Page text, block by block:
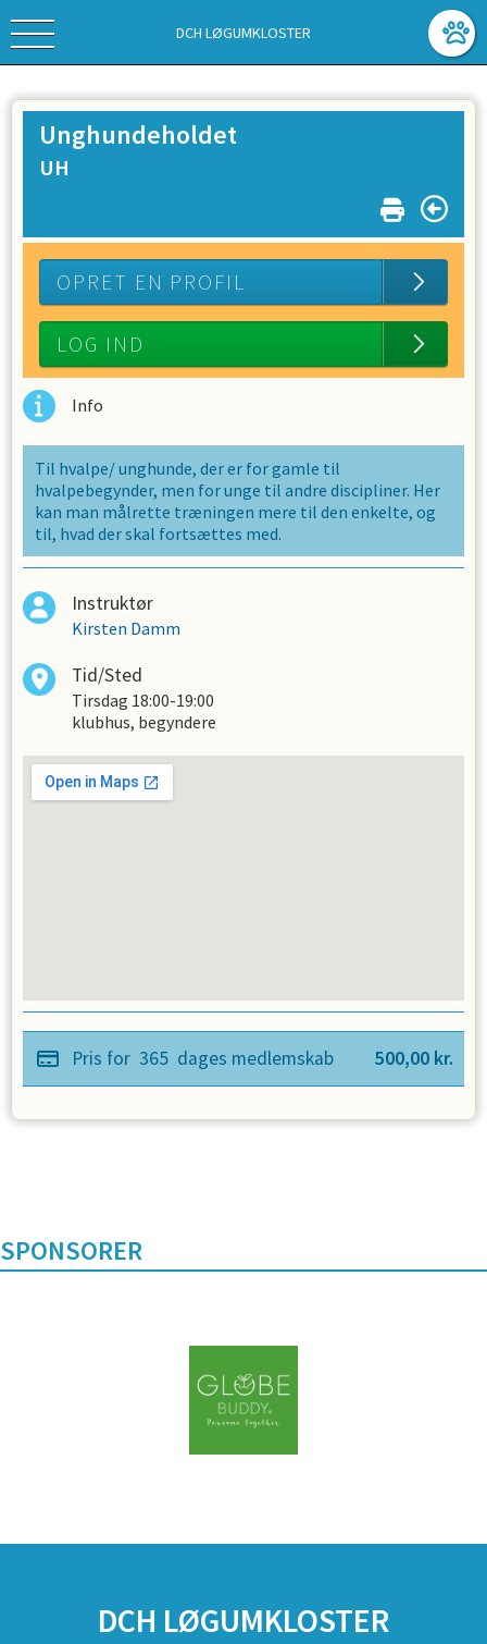
DCH LØGUMKLOSTER
Unghundeholdet
UH
OPRET EN PROFIL
LOG IND
Info
Til hvalpe/ unghunde, der er for gamle til
hvalpebegynder, men for unge til andre discipliner. Her
kan man målrette træningen mere til den enkelte, og
til, hvad der skal fortsættes med.
Instruktør
Kirsten Damm
Tid/Sted
Tirsdag 18:00-19:00
klubhus, begyndere
Pris for 365 dages medlemskab 500,00 kr.
SPONSORER
DCH LØGUMKLOSTER